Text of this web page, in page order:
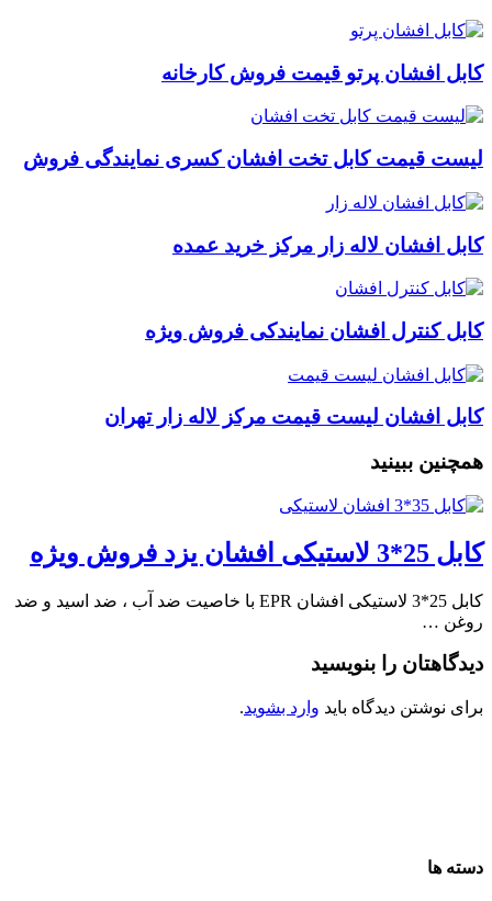
کابل افشان پرتو قیمت فروش کارخانه
لیست قیمت کابل تخت افشان کسری نمایندگی فروش
کابل افشان لاله زار مرکز خرید عمده
کابل کنترل افشان نمایندکی فروش ویژه
کابل افشان لیست قیمت مرکز لاله زار تهران
همچنین ببینید
کابل 25*3 لاستیکی افشان یزد فروش ویژه
کابل 25*3 لاستیکی افشان EPR با خاصیت ضد آب ، ضد اسید و ضد
روغن …
دیدگاهتان را بنویسید
برای نوشتن دیدگاه باید وارد بشوید.
دسته ها